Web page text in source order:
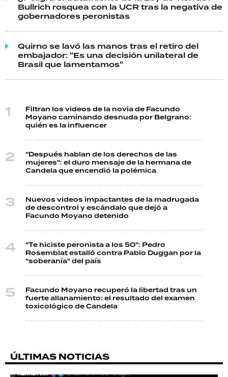
Bullrich rosquea con la UCR tras la negativa de
gobernadores peronistas
Quirno se lavó las manos tras el retiro del
embajador: "Es una decisión unilateral de
Brasil que lamentamos"
Filtran los videos de la novia de Facundo
Moyano caminando desnuda por Belgrano:
quién es la influencer
"Después hablan de los derechos de las
mujeres": el duro mensaje de la hermana de
Candela que encendió la polémica
Nuevos videos impactantes de la madrugada
de descontrol y escándalo que dejó a
Facundo Moyano detenido
"Te hiciste peronista a los 50": Pedro
Rosemblat estalló contra Pablo Duggan por la
"soberanía" del país
Facundo Moyano recuperó la libertad tras un
fuerte allanamiento: el resultado del examen
toxicológico de Candela
ÚLTIMAS NOTICIAS